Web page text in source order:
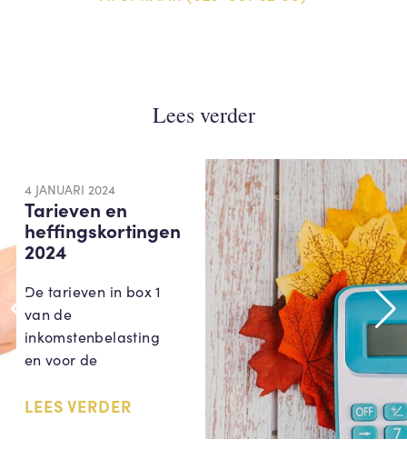
Lees verder
4 JANUARI 2024
Tarieven en
heffingskortingen
2024
De tarieven in box 1
van de
inkomstenbelasting
en voor de
LEES VERDER